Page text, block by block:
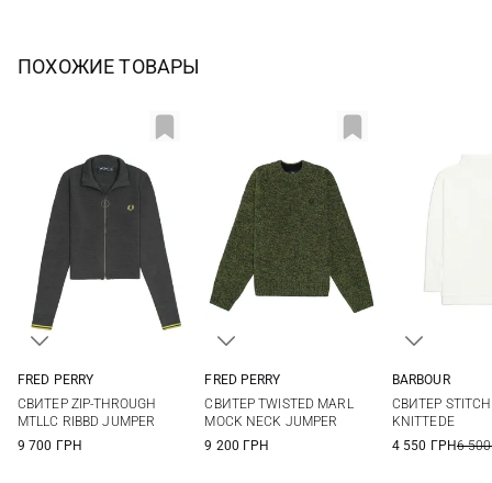
ПОХОЖИЕ ТОВАРЫ
FRED PERRY
СВИТЕР ZIP-THROUGH
MTLLC RIBBD JUMPER
9 700 ГРН
14
FRED PERRY
СВИТЕР TWISTED MARL
MOCK NECK JUMPER
9 200 ГРН
BARBOUR
СВИТЕР STITCH
KNITTEDE
4 550 ГРН6